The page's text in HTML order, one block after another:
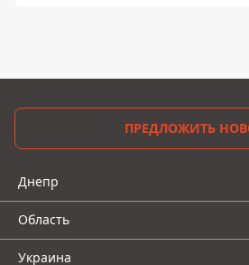
ПРЕДЛОЖИТЬ
Днепр
Область
Украина